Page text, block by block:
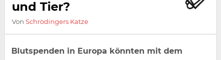
und Tier?
Von Schrödingers Katze
Blutspenden in Europa könnten mit dem